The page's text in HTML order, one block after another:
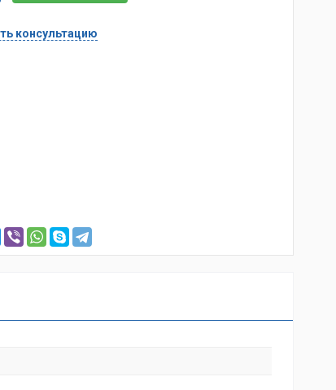
консультацию